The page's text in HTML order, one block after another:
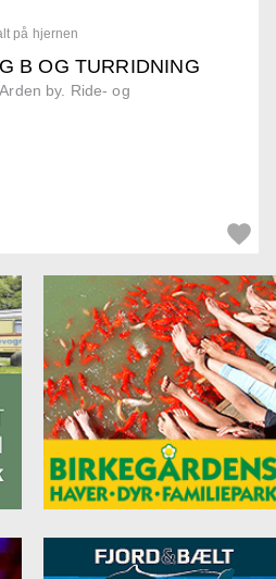
på hjernen
B OG TURRIDNING
by. Ride- og